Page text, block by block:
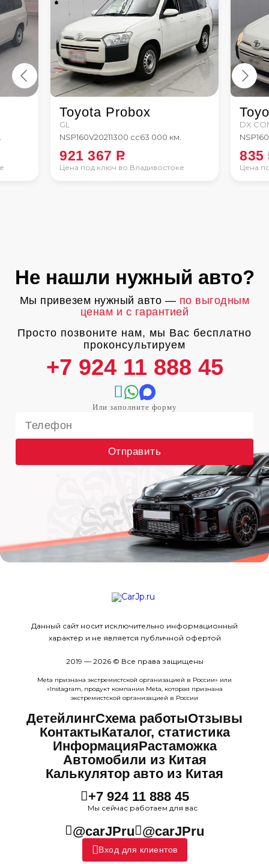
Toyota Probox
GL
NSP160V20211300 сс63 000 км.
Цена под ключ во Владивостоке
921 367 P
DX
Цена
835
Не нашли нужный авто?
Мы привезем нужный авто — по выгодным
ценам и с гарантией
Просто позвоните нам, мы Вас бесплатно
проконсультируем
+7 924 11 888 45
Отправить
Данный сайт носит исключительно информационный
характер и не является публичной офертой
2019 — 2026 © Все права защищены
Meta признана экстремистcкой организацией в России» или
«Instagram, продукт компании Meta, которая признана
экстремистской организацией в России
ДетейлингСхема работыОтзывы
КонтактыКаталог, статистика
ИнформацияРастаможка
Автомобили из Китая
Калькулятор авто из Китая
+7 924 11 888 45
Мы сейчас работаем для вас
@carJPru @carJPru
Вход для клиентов